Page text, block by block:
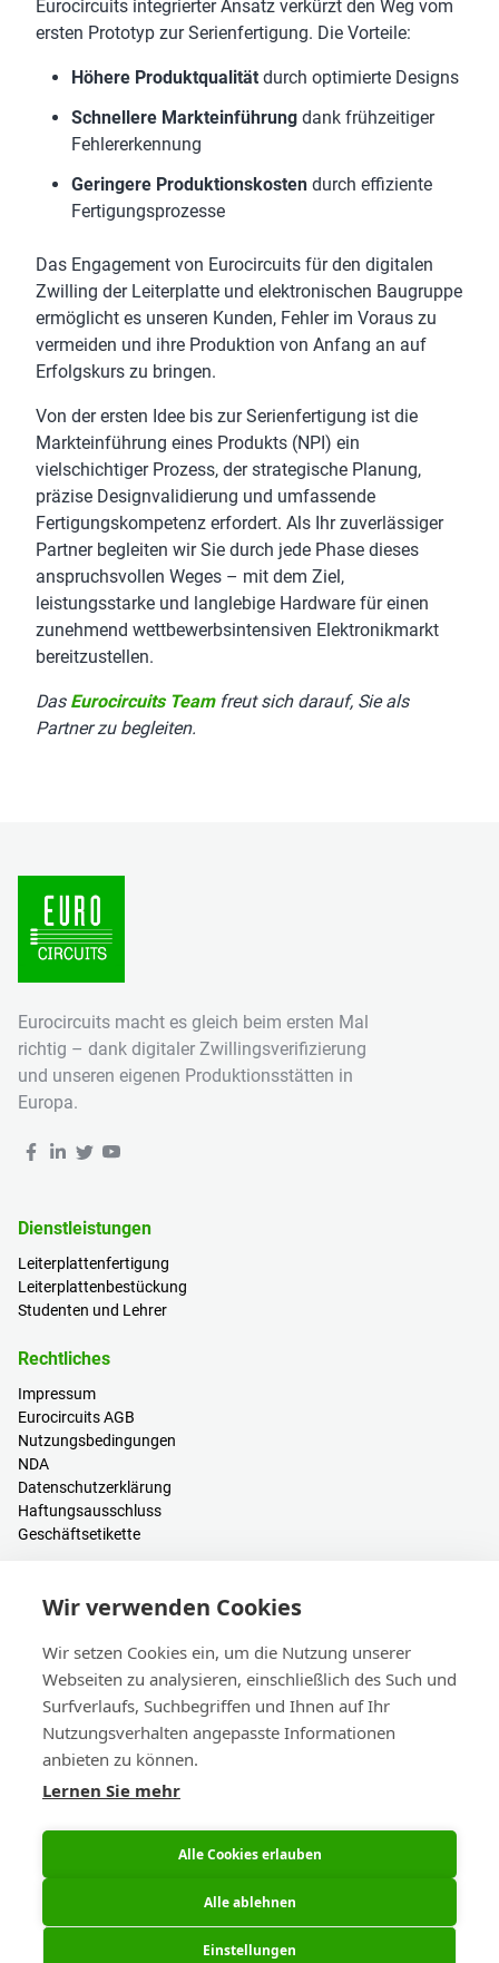
Eurocircuits integrierter Ansatz verkürzt den Weg vom
ersten Prototyp zur Serienfertigung. Die Vorteile:
Höhere Produktqualität durch optimierte Designs
Schnellere Markteinführung dank frühzeitiger
Fehlererkennung
Geringere Produktionskosten durch effiziente
Fertigungsprozesse
Das Engagement von Eurocircuits für den digitalen
Zwilling der Leiterplatte und elektronischen Baugruppe
ermöglicht es unseren Kunden, Fehler im Voraus zu
vermeiden und ihre Produktion von Anfang an auf
Erfolgskurs zu bringen.
Von der ersten Idee bis zur Serienfertigung ist die
Markteinführung eines Produkts (NPI) ein
vielschichtiger Prozess, der strategische Planung,
präzise Designvalidierung und umfassende
Fertigungskompetenz erfordert. Als Ihr zuverlässiger
Partner begleiten wir Sie durch jede Phase dieses
anspruchsvollen Weges – mit dem Ziel,
leistungsstarke und langlebige Hardware für einen
zunehmend wettbewerbsintensiven Elektronikmarkt
bereitzustellen.
Das Eurocircuits Teamfreut sich darauf, Sie als
Partner zu begleiten.
Eurocircuits macht es gleich beim ersten Mal
richtig – dank digitaler Zwillingsverifizierung
und unseren eigenen Produktionsstätten in
Europa.
Dienstleistungen
Leiterplattenfertigung
Leiterplattenbestückung
Studenten und Lehrer
Rechtliches
Impressum
Eurocircuits AGB
Nutzungsbedingungen
NDA
Datenschutzerklärung
Haftungsausschluss
Geschäftsetikette
PCB Kalkulator
Hilfe & Wissen
Blogs
Events
Kontakt
Vertrieb & Kundendienst
Wir verwenden Cookies
Wir setzen Cookies ein, um die Nutzung unserer
Webseiten zu analysieren, einschließlich des Such und
Surfverlaufs, Suchbegriffen und Ihnen auf Ihr
Nutzungsverhalten angepasste Informationen
anbieten zu können.
Lernen Sie mehr
Alle Cookies erlauben
Alle ablehnen
Einstellungen